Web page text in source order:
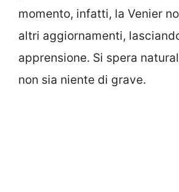
momento, infatti, la Venier
altri aggiornamenti,
apprensione. Si spera
non sia niente di grave.